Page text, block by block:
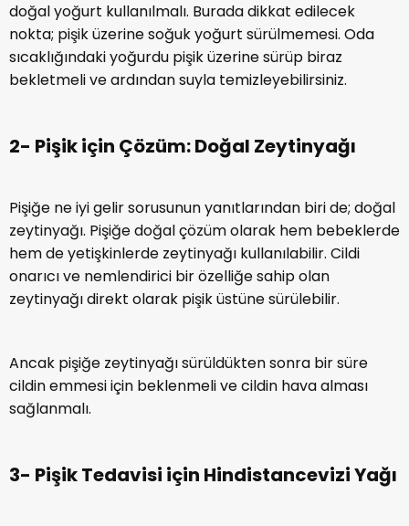
doğal yoğurt kullanılmalı. Burada dikkat edilecek
nokta; pişik üzerine soğuk yoğurt sürülmemesi. Oda
sıcaklığındaki yoğurdu pişik üzerine sürüp biraz
bekletmeli ve ardından suyla temizleyebilirsiniz.
2- Pişik için Çözüm: Doğal Zeytinyağı
Pişiğe ne iyi gelir sorusunun yanıtlarından biri de; doğal
zeytinyağı. Pişiğe doğal çözüm olarak hem bebeklerde
hem de yetişkinlerde zeytinyağı kullanılabilir. Cildi
onarıcı ve nemlendirici bir özelliğe sahip olan
zeytinyağı direkt olarak pişik üstüne sürülebilir.
Ancak pişiğe zeytinyağı sürüldükten sonra bir süre
cildin emmesi için beklenmeli ve cildin hava alması
sağlanmalı.
3- Pişik Tedavisi için Hindistancevizi Yağı